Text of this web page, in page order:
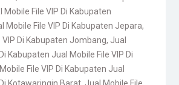
Mobile File VIP Di Kabupaten
Mobile File VIP Di Kabupaten Jepara,
VIP Di Kabupaten Jombang, Jual
Kabupaten Jual Mobile File VIP Di
File VIP Di Kabupaten Jual